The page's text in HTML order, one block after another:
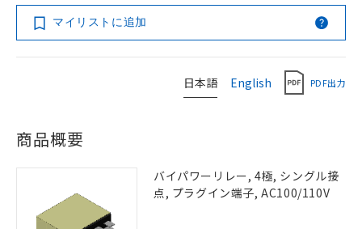
マイリストに追加
日本語 English PDF出力
商品概要
バイパワーリレー, 4極, シングル接
点, プラグイン端子, AC100/110V